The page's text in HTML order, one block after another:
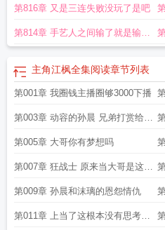
人能破
第816章 又是三连失败没玩了是吧
第814章 手艺人之间输了就是输了
主角江枫全集阅读章节列表
第001章 我圈钱主播圈够3000下播
第003章 动容的孙晨 兄弟打赏给你
早点下播
第005章 大哥你有梦想吗
第007章 狂战士 原来当大哥是这种
感觉
第009章 孙晨和沫璃的恩怨情仇
第011章 上当了这根本没有思考时